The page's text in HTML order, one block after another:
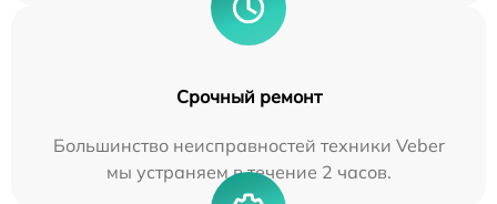
Срочный ремонт
Большинство неисправностей техники Veber
мы устраняем в течение 2 часов.